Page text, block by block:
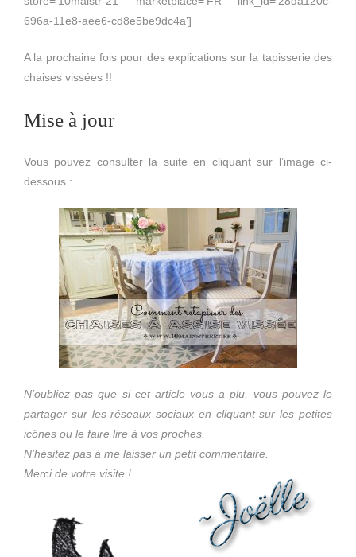
696a-11e8-aee6-cd8e5be9dc4a’]
A la prochaine fois pour des explications sur la tapisserie des
chaises vissées !!
Mise à jour
Vous pouvez consulter la suite en cliquant sur l’image ci-
dessous :
N’oubliez pas que si cet article vous a plu, vous pouvez le
partager sur les réseaux sociaux en cliquant sur les petites
icônes ou le faire lire à vos proches.
N’hésitez pas à me laisser un petit commentaire.
Merci de votre visite !